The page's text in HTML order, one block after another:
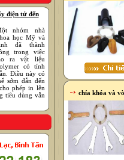
điện tử đến
nhóm nhà
học Mỹ và
đã thành
trong việc
ra vật liệu
có tính
Điều này có
sớm dẫn đến
phép in lên
tiêu dùng vẫn
chía khóa và